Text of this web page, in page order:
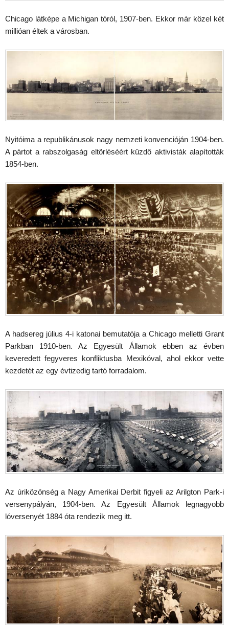
Chicago látképe a Michigan tóról, 1907-ben. Ekkor már közel két
millióan éltek a városban.
Nyitóima a republikánusok nagy nemzeti konvencióján 1904-ben.
A pártot a rabszolgaság eltörléséért küzdő aktivisták alapították
1854-ben.
A hadsereg július 4-i katonai bemutatója a Chicago melletti Grant
Parkban 1910-ben. Az Egyesült Államok ebben az évben
keveredett fegyveres konfliktusba Mexikóval, ahol ekkor vette
kezdetét az egy évtizedig tartó forradalom.
Az úriközönség a Nagy Amerikai Derbit figyeli az Arilgton Park-i
versenypályán, 1904-ben. Az Egyesült Államok legnagyobb
lóversenyét 1884 óta rendezik meg itt.